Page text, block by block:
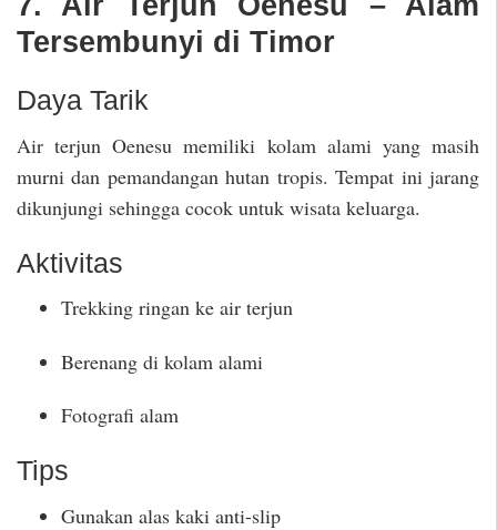
Tersembunyi di Timor
Daya Tarik
Air terjun Oenesu memiliki kolam alami yang masih
murni dan pemandangan hutan tropis. Tempat ini jarang
dikunjungi sehingga cocok untuk wisata keluarga.
Aktivitas
Trekking ringan ke air terjun
Berenang di kolam alami
Fotografi alam
Tips
Gunakan alas kaki anti-slip